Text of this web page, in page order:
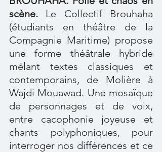
scène. Le Collectif Brouhaha
(étudiants en théâtre de la
Compagnie Maritime) propose
une forme théâtrale hybride
mêlant textes classiques et
contemporains, de Molière à
Wajdi Mouawad. Une mosaïque
de personnages et de voix,
entre cacophonie joyeuse et
chants polyphoniques, pour
interroger nos différences et ce